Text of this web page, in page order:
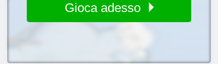
Gioca adesso